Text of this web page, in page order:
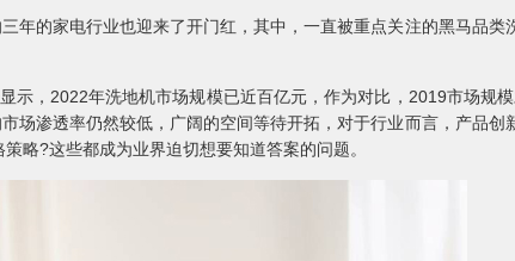
的家电行业也迎来了开门红，其中，一直被重点关注的黑马品类
，2022年洗地机市场规模已近百亿元，作为对比，2019市场规
场渗透率仍然较低，广阔的空间等待开拓，对于行业而言，产品创
略?这些都成为业界迫切想要知道答案的问题。